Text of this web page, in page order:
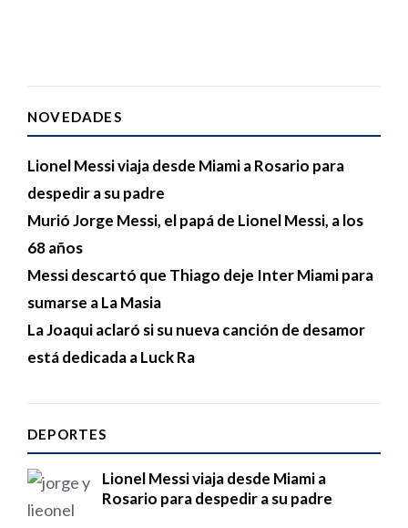
NOVEDADES
Lionel Messi viaja desde Miami a Rosario para
despedir a su padre
Murió Jorge Messi, el papá de Lionel Messi, a los
68 años
Messi descartó que Thiago deje Inter Miami para
sumarse a La Masia
La Joaqui aclaró si su nueva canción de desamor
está dedicada a Luck Ra
DEPORTES
Lionel Messi viaja desde Miami a
Rosario para despedir a su padre